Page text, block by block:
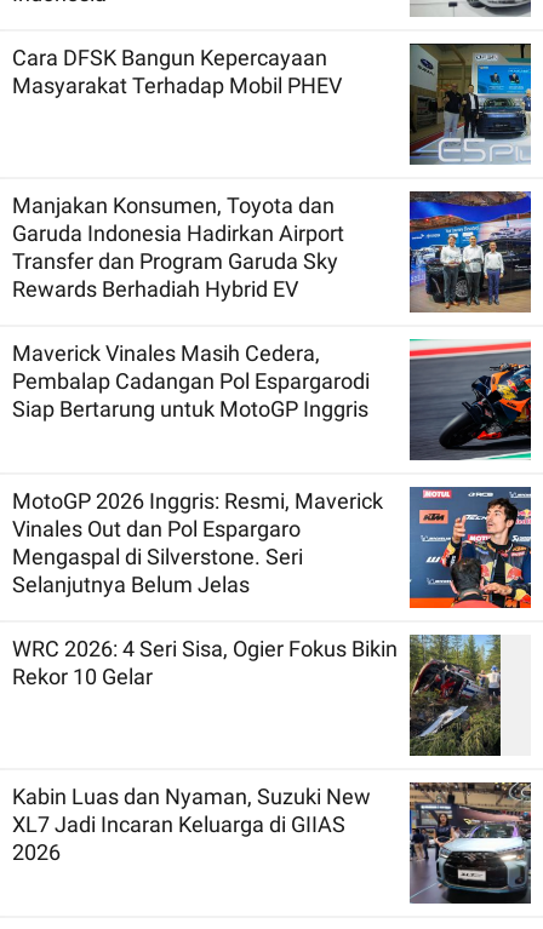
Cara DFSK Bangun Kepercayaan
Masyarakat Terhadap Mobil PHEV
Manjakan Konsumen, Toyota dan
Garuda Indonesia Hadirkan Airport
Transfer dan Program Garuda Sky
Rewards Berhadiah Hybrid EV
Maverick Vinales Masih Cedera,
Pembalap Cadangan Pol Espargarodi
Siap Bertarung untuk MotoGP Inggris
MotoGP 2026 Inggris: Resmi, Maverick
Vinales Out dan Pol Espargaro
Mengaspal di Silverstone. Seri
Selanjutnya Belum Jelas
WRC 2026: 4 Seri Sisa, Ogier Fokus Bikin
Rekor 10 Gelar
Kabin Luas dan Nyaman, Suzuki New
XL7 Jadi Incaran Keluarga di GIIAS
2026